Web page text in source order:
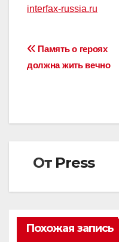
interfax-russia.ru
Навигация
по
Память о героях
должна жить вечно
От Press
Похожая запись